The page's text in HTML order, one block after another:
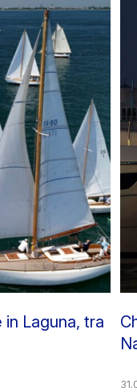
Laguna, tra